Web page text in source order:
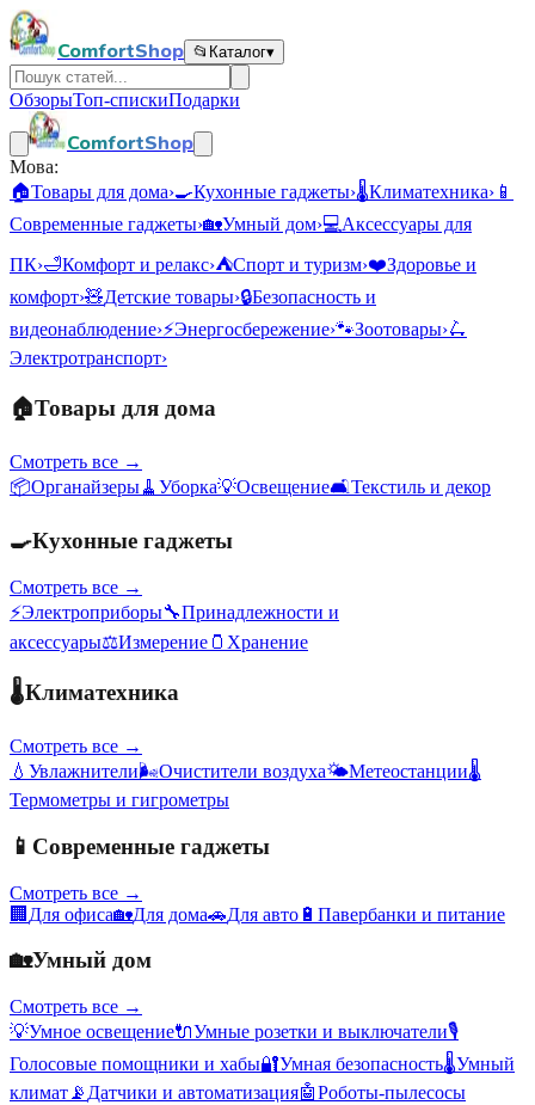
ComfortShop 📂 Каталог▾
ОбзорыТоп-спискиПодарки
ComfortShop
Мова:
🏠Товары для дома›🍳Кухонные гаджеты›🌡️Климатехника› 📱
Современные гаджеты›🏡Умный дом›💻Аксессуары для
ПК›🛁Комфорт и релакс›⛺Спорт и туризм›❤️Здоровье и
комфорт›🧸Детские товары›🔒Безопасность и
видеонаблюдение›⚡Энергосбережение›🐾Зоотовары›🛴
Электротранспорт›
🏠Товары для дома
Смотреть все →
📦Органайзеры🧹 Уборка💡Освещение🛋️Текстиль и декор
🍳Кухонные гаджеты
Смотреть все →
⚡Электроприборы🔧Принадлежности и
аксессуары⚖️Измерение 🫙 Хранение
🌡️Климатехника
Смотреть все →
💧 Увлажнители🌬️Очистители воздуха🌤️Метеостанции🌡️
Термометры и гигрометры
📱 Современные гаджеты
Смотреть все →
🏢 Для офиса🏡Для дома🚗Для авто 🔋 Павербанки и питание
🏡Умный дом
Смотреть все →
💡Умное освещение🔌Умные розетки и выключатели🎙️
Голосовые помощники и хабы🔐Умная безопасность🌡️Умный
климат 📡 Датчики и автоматизация🤖Роботы-пылесосы